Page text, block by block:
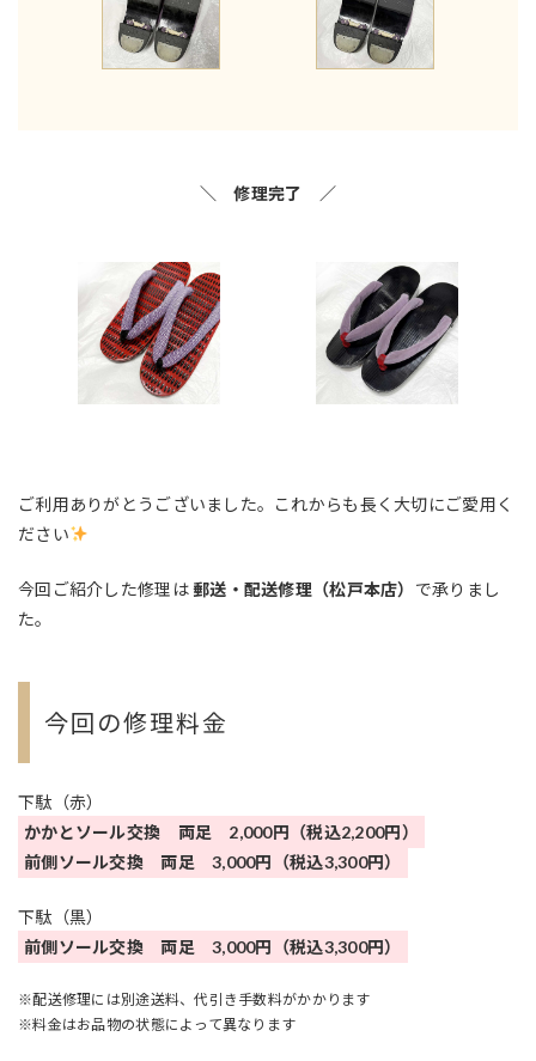
＼ 修理完了 ／
ご利用ありがとうございました。これからも長く大切にご愛用く
ださい
今回ご紹介した修理は郵送・配送修理（松戸本店） で承りまし
た。
今回の修理料金
下駄（赤）
かかとソール交換 両足 2,000円（税込2,200円）
前側ソール交換 両足 3,000円（税込3,300円）
下駄（黒）
前側ソール交換 両足 3,000円（税込3,300円）
※配送修理には別途送料、代引き手数料がかかります
※料金はお品物の状態によって異なります